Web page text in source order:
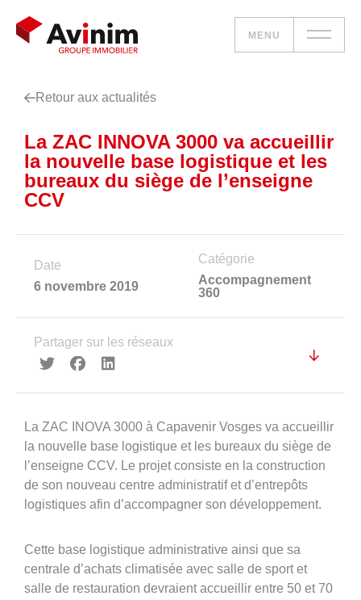
MENU
Vos besoins
Nos solutions
Le groupe
Réalisations
Nous rejoindre
Accueil
360°
À propos
Réferences
Actualités
Retour aux actualités
La ZAC INNOVA 3000 va accueillir
la nouvelle base logistique et les
bureaux du siège de l’enseigne
CCV
Date
6 novembre 2019
Catégorie
Accompagnement
360
Partager sur les réseaux
La ZAC INOVA 3000 à Capavenir Vosges va accueillir
la nouvelle base logistique et les bureaux du siège de
l’enseigne CCV. Le projet consiste en la construction
de son nouveau centre administratif et d’entrepôts
logistiques afin d’accompagner son développement.
Cette base logistique administrative ainsi que sa
centrale d’achats climatisée avec salle de sport et
salle de restauration devraient accueillir entre 50 et 70